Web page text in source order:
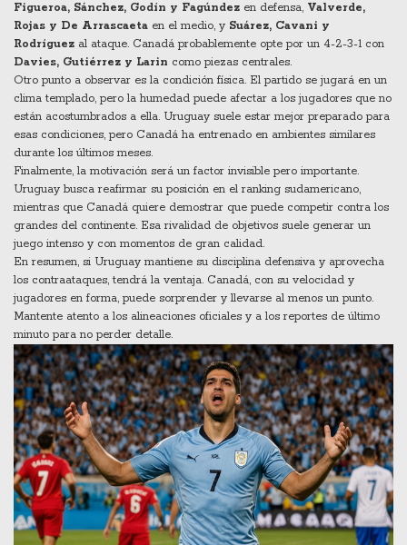
Figueroa, Sánchez, Godín y Fagúndez en defensa, Valverde,
Rojas y De Arrascaeta en el medio, y Suárez, Cavani y
Rodríguez al ataque. Canadá probablemente opte por un 4-2-3-1 con
Davies, Gutiérrez y Larin como piezas centrales.
Otro punto a observar es la condición física. El partido se jugará en un
clima templado, pero la humedad puede afectar a los jugadores que no
están acostumbrados a ella. Uruguay suele estar mejor preparado para
esas condiciones, pero Canadá ha entrenado en ambientes similares
durante los últimos meses.
Finalmente, la motivación será un factor invisible pero importante.
Uruguay busca reafirmar su posición en el ranking sudamericano,
mientras que Canadá quiere demostrar que puede competir contra los
grandes del continente. Esa rivalidad de objetivos suele generar un
juego intenso y con momentos de gran calidad.
En resumen, si Uruguay mantiene su disciplina defensiva y aprovecha
los contraataques, tendrá la ventaja. Canadá, con su velocidad y
jugadores en forma, puede sorprender y llevarse al menos un punto.
Mantente atento a los alineaciones oficiales y a los reportes de último
minuto para no perder detalle.